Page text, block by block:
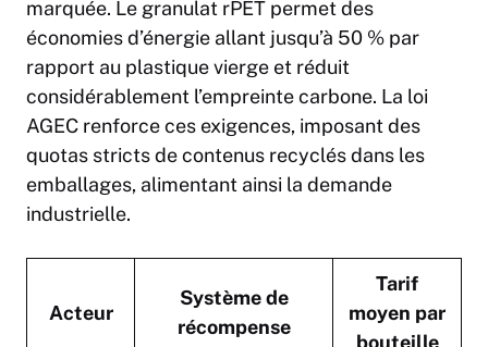
marquée. Le granulat rPET permet des
économies d’énergie allant jusqu’à 50 % par
rapport au plastique vierge et réduit
considérablement l’empreinte carbone. La loi
AGEC renforce ces exigences, imposant des
quotas stricts de contenus recyclés dans les
emballages, alimentant ainsi la demande
industrielle.
Acteur
Système de
récompense
Tarif
moyen par
bouteille